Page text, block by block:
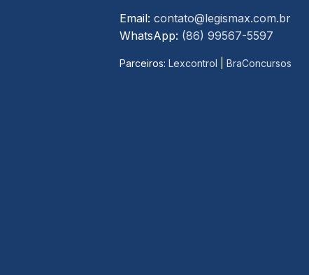
Email: contato@legismax.com.br
WhatsApp: (86) 99567-5597
Parceiros: Lexcontrol BraConcursos